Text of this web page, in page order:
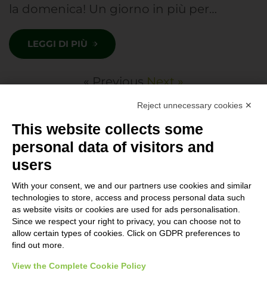
la domenica! Un giorno in più per…
LEGGI DI PIÙ
« Previous Next »
CIBO PER PASSIONE
La passione per i prodotti italiani e la conoscenza del
portare queste eccellenze all’estero. Ogni prodotto viene
Reject unnecessary cookies ✕
This website collects some
personal data of visitors and
users
With your consent, we and our partners use cookies and similar
technologies to store, access and process personal data such
as website visits or cookies are used for ads personalisation.
Since we respect your right to privacy, you can choose not to
allow certain types of cookies. Click on GDPR preferences to
find out more.
View the Complete Cookie Policy